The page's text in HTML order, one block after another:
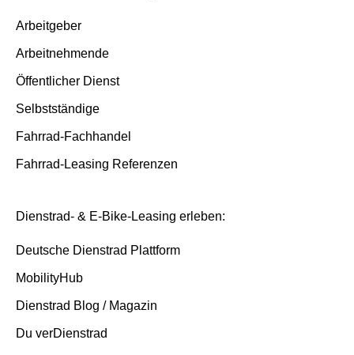
Arbeitgeber
Arbeitnehmende
Öffentlicher Dienst
Selbstständige
Fahrrad-Fachhandel
Fahrrad-Leasing Referenzen
Dienstrad- & E-Bike-Leasing erleben:
Deutsche Dienstrad Plattform
MobilityHub
Dienstrad Blog / Magazin
Du verDienstrad